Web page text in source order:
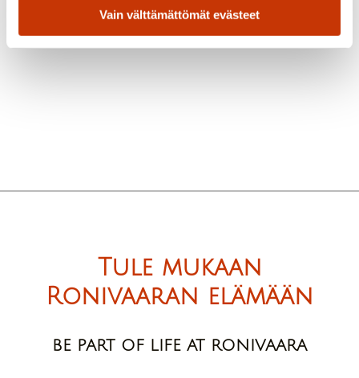
Vain välttämättömät evästeet
Viri rakastaa touhuta ihmisten kanssa, ja se on aina
Tule mukaan
Ronivaaran elämään
BE PART OF LIFE AT RONIVAARA